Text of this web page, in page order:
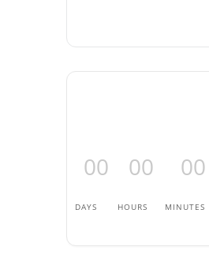
00
DAYS
00
HOURS
00
MINUTES